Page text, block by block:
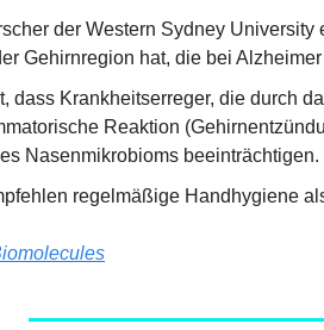
der Western Sydney
Gehirnregion hat, die bei
dass Krankheitserreger, die durch
Reaktion
Nasenmikrobioms beeinträchtigen.
regelmäßige Handhygiene